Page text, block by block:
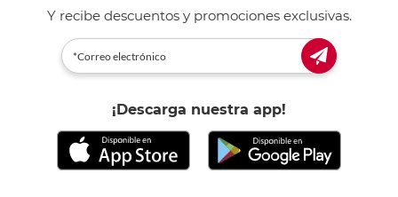
Y recibe descuentos y promociones exclusivas.
¡Descarga nuestra app!